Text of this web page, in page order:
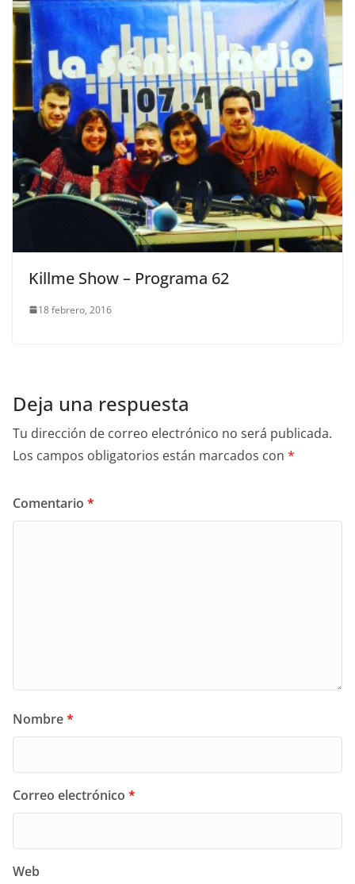
Killme Show – Programa 62
18 febrero, 2016
Deja una respuesta
Tu dirección de correo electrónico no será publicada.
Los campos obligatorios están marcados con *
Comentario *
Nombre*
Correo electrónico *
Web